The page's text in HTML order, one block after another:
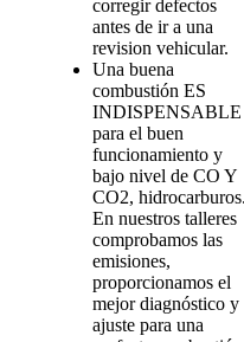
corregir defectos
antes de ir a una
revision vehicular.
Una buena
combustión ES
INDISPENSABLE
para el buen
funcionamiento y
bajo nivel de CO Y
CO2, hidrocarburos.
En nuestros talleres
comprobamos las
emisiones,
proporcionamos el
mejor diagnóstico y
ajuste para una